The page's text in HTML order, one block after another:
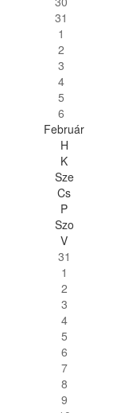
31
1
2
3
4
5
6
Február
H
K
Sze
Cs
P
Szo
V
31
1
2
3
4
5
6
7
8
9